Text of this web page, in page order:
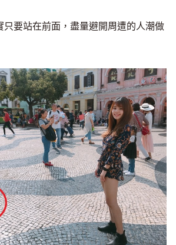
要站在前面，盡量避開周遭的人潮做